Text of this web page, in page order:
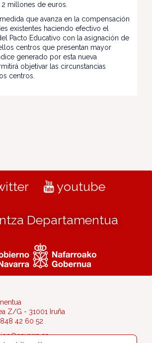
millones de euros.
que avanza en la compensación
existentes haciendo efectivo el
Pacto Educativo con la asignación de
centros que presentan mayor
generado por esta nueva
objetivar las circunstancias
centros.
youtube
Departamentua
Z/G - 31001 Iruña
42 60 52